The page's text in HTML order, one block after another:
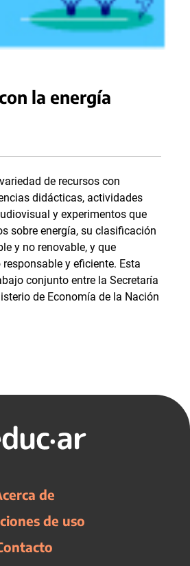
la energía
de recursos con
didácticas, actividades
y experimentos que
sobre energía, su clasificación
y no renovable, y que
y eficiente. Esta
conjunto entre la Secretaría
de Economía de la Nación
de
de uso